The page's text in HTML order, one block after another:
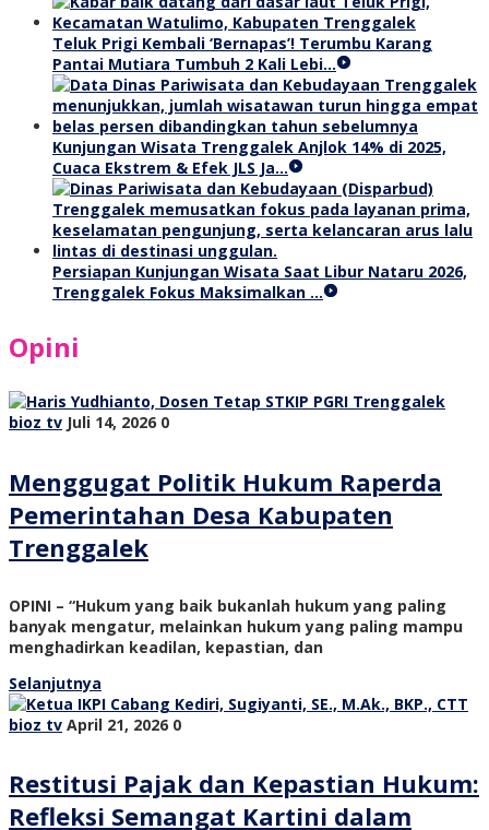
Teluk Prigi Kembali ‘Bernapas’! Terumbu Karang
Pantai Mutiara Tumbuh 2 Kali Lebi…
Kunjungan Wisata Trenggalek Anjlok 14% di 2025,
Cuaca Ekstrem & Efek JLS Ja…
Persiapan Kunjungan Wisata Saat Libur Nataru 2026,
Trenggalek Fokus Maksimalkan …
Opini
bioz tv Juli 14, 2026 0
Menggugat Politik Hukum Raperda
Pemerintahan Desa Kabupaten
Trenggalek
OPINI – “Hukum yang baik bukanlah hukum yang paling
banyak mengatur, melainkan hukum yang paling mampu
menghadirkan keadilan, kepastian, dan
Selanjutnya
bioz tv April 21, 2026 0
Restitusi Pajak dan Kepastian Hukum:
Refleksi Semangat Kartini dalam